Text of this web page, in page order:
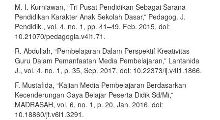
M. I. Kurniawan, “Tri Pusat Pendidikan Sebagai Sarana
Pendidikan Karakter Anak Sekolah Dasar,” Pedagog. J.
Pendidik., vol. 4, no. 1, pp. 41–49, Feb. 2015, doi:
10.21070/pedagogia.v4i1.71.
R. Abdullah, “Pembelajaran Dalam Perspektif Kreativitas
Guru Dalam Pemanfaatan Media Pembelajaran,” Lantanida
J., vol. 4, no. 1, p. 35, Sep. 2017, doi: 10.22373/lj.v4i1.1866.
F. Mustafida, “Kajian Media Pembelajaran Berdasarkan
Kecenderungan Gaya Belajar Peserta Didik Sd/Mi,”
MADRASAH, vol. 6, no. 1, p. 20, Jan. 2016, doi:
10.18860/jt.v6i1.3291.